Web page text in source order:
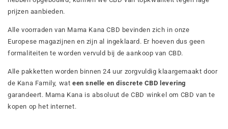
prijzen aanbieden.
Alle voorraden van Mama Kana CBD bevinden zich in onze
Europese magazijnen en zijn al ingeklaard. Er hoeven dus geen
formaliteiten te worden vervuld bij de aankoop van CBD.
Alle pakketten worden binnen 24 uur zorgvuldig klaargemaakt door
de Kana Family, wat een snelle en discrete CBD levering
garandeert. Mama Kana is absoluut de CBD winkel om CBD van te
kopen op het internet.